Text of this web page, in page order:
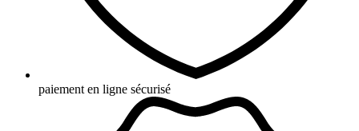
paiement en ligne sécurisé